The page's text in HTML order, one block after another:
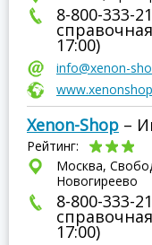
8-800-333-
17:00)
info@xenon-
Xenon-Shop –
Рейтинг:
Москва,
Новогиреево
8-800-333-
17:00)